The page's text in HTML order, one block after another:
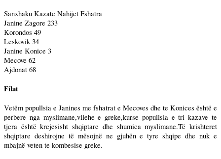
Sanxhaku Kazate Nahijet Fshatra
Janine Zagore 233
Korondos 49
Leskovik 34
Janine Konice 3
Mecove 62
Ajdonat 68
Filat
Vetëm popullsia e Janines me fshatrat e Mecoves dhe te Konices është e
perbere nga myslimane,vllehe e greke,kurse popullsia e tri kazave te
tjera është krejesisht shqiptare dhe shumica myslimane.Të krishteret
shqiptare deshirojne të mësojnë ne gjuhën e tyre shqipe dhe nuk e
mbajnë veten te kombesise greke.